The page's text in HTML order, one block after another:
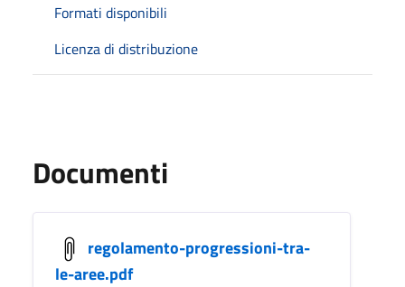
Formati disponibili
Licenza di distribuzione
Documenti
regolamento-progressioni-tra-
le-aree.pdf